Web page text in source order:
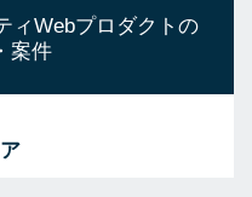
ィWebプロダクトの
案件